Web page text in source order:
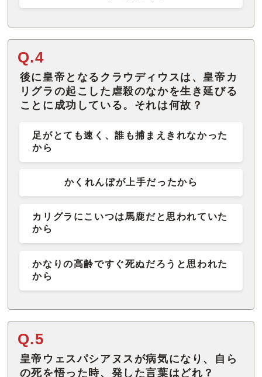
Q.4
後に皇帝となるクラウディウスは、皇帝カ
リグラの起こした虐殺のなかを生き延びる
ことに成功している。それは何故？
足がとても速く、誰も捕まえきれなかった
から
かくれんぼが上手だったから
カリグラにこいつは馬鹿だと思われていた
から
かなりの高齢ですぐ死ぬだろうと思われた
から
Q.5
皇帝ウェスパシアヌスが病気になり、自ら
の死を悟った時、発した言葉はどれ？